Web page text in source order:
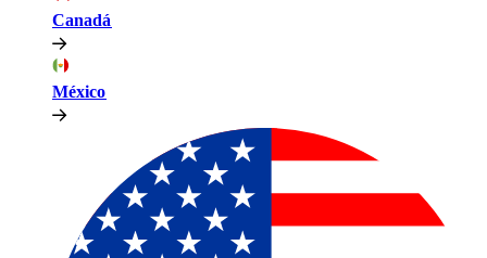
Canadá​​
México​​